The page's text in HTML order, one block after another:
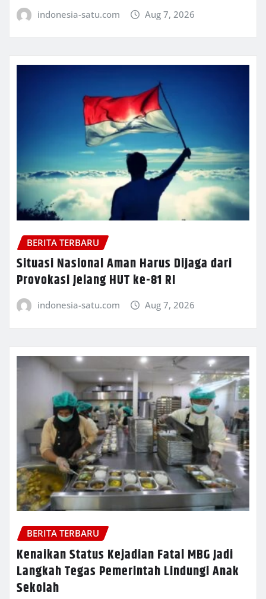
indonesia-satu.com Aug 7, 2026
BERITA TERBARU
Situasi Nasional Aman Harus Dijaga dari
Provokasi Jelang HUT ke-81 RI
indonesia-satu.com Aug 7, 2026
BERITA TERBARU
Kenaikan Status Kejadian Fatal MBG Jadi
Langkah Tegas Pemerintah Lindungi Anak
Sekolah